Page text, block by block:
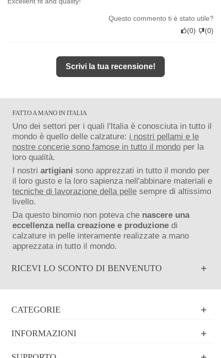
Questo commento ti è stato utile?
(0) (0)
Scrivi la tua recensione!
FATTO A MANO IN ITALIA
Uno dei settori per i quali l'Italia è conosciuta in tutto il
mondo è quello delle calzature: i nostri pellami e le
nostre concerie sono famose in tutto il mondo per la
loro qualità.
I nostri artigiani sono apprezzati in tutto il mondo per
il loro gusto e la loro sapienza nell'abbinare materiali e
tecniche di lavorazione della pelle sempre di altissimo
livello.
Da questo binomio non poteva che nascere una
eccellenza nella creazione e produzione di
calzature in pelle interamente realizzate a mano
apprezzata in tutto il mondo.
RICEVI LO SCONTO DI BENVENUTO
CATEGORIE
INFORMAZIONI